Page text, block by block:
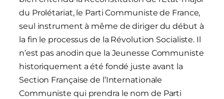
du Prolétariat, le Parti Communiste de France,
seul instrument à même de diriger du début à
la fin le processus de la Révolution Socialiste. Il
n’est pas anodin que la Jeunesse Communiste
historiquement a été fondé juste avant la
Section Française de l’Internationale
Communiste qui prendra le nom de Parti